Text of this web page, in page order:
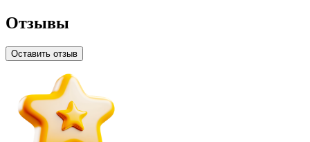
Отзывы
Оставить отзыв